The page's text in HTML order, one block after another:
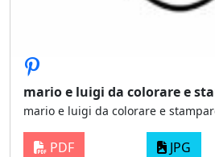
mario e luigi da colorare e
mario e luigi da colorare e
PDF JPG